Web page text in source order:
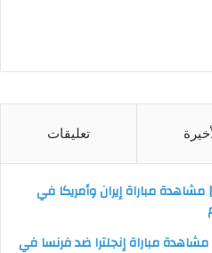
تعليقات
مباراة إيران وأمريكا في
مباراة إنجلترا ضد فرنسا في